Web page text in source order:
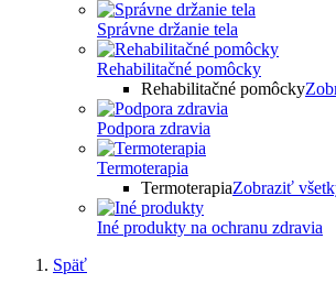
Správne držanie tela
Rehabilitačné pomôcky
Rehabilitačné pomôcky
Podpora zdravia
Termoterapia
TermoterapiaZobraziť
Iné produkty na ochranu zdravia
Späť